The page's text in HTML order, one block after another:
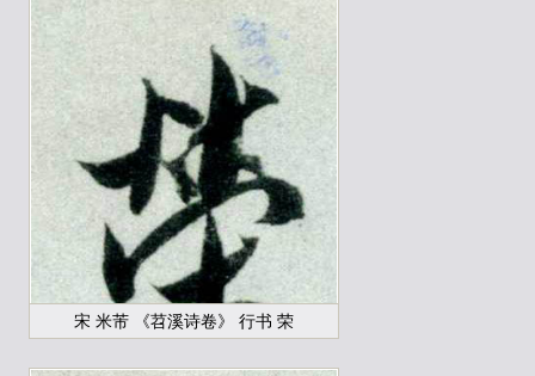
宋 米芾 《苕溪诗卷》 行书 荣